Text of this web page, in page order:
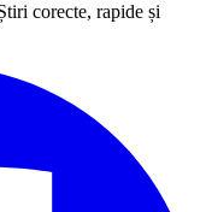
corecte, rapide și